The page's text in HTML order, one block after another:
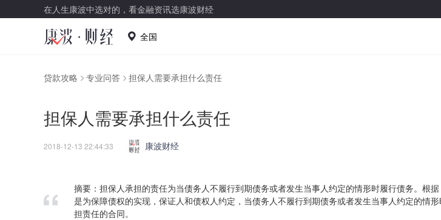
在人生康波中选对的，看金融资讯选康波财经
全国
贷款攻略 专业问答 担保人需要承担什么责任
担保人需要承担什么责任
2018-12-13 22:44:33 康波财经
摘要：担保人承担的责任为当债务人不履行到期债务或者发生当事人约定的情形时履行债务。根
是为保障债权的实现，保证人和债权人约定，当债务人不履行到期债务或者发生当事人约定的情
担责任的合同。